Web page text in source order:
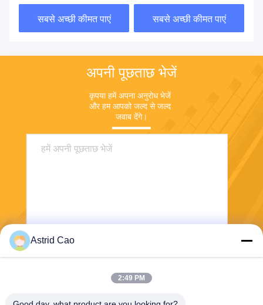
सबसे अच्छी कीमत पाएं
लिए
सबसे अच्छी कीमत पाएं
अपनी पूछताछ भेजें
कृपया हमें अपना अनुरोध भेजें
और हम आपको जल्द से जल्द
जवाब देंगे।
Astrid Cao
2:49 PM